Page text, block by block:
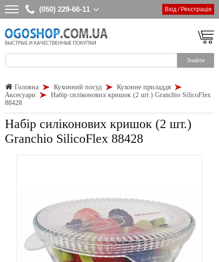
(050) 229-66-11 Вхід / Реєстрація
Головна Кухонний посуд
Кухонне приладдя
Аксесуари
Набір силіконових кришок (2 шт.) Granchio SilicoFlex
88428
Набір силіконових кришок (2 шт.)
Granchio SilicoFlex 88428